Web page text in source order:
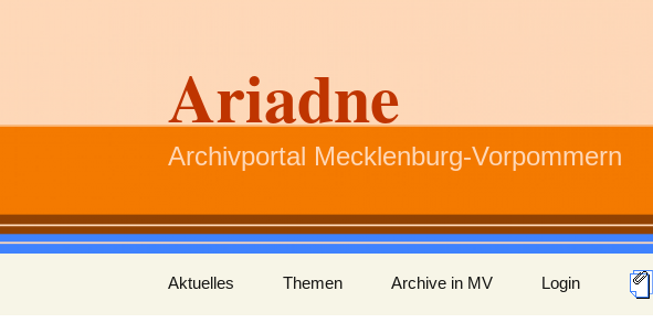
Ariadne
Archivportal Mecklenburg-Vorpommern
Inhalt
springen
Aktuelles Themen Archive in MV Login